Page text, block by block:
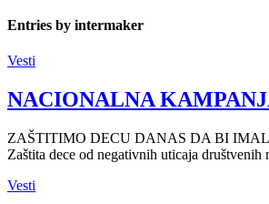
Entries by intermaker
Vesti
NACIONALNA
ZAŠTITIMO DECU DANAS DA BI
Zaštita dece od negativnih uticaja društvenih
Vesti